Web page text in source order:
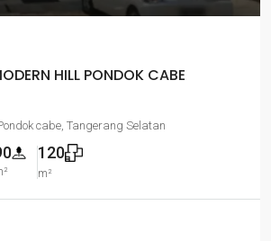
HILL PONDOK CABE
cabe, Tangerang Selatan
120
m²